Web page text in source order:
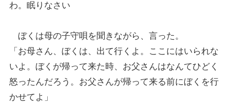
わ。眠りなさい
ぼくは母の子守唄を聞きながら、言った。
「お母さん、ぼくは、出て行くよ。ここにはいられな
いよ。ぼくが帰って来た時、お父さんはなんてひどく
怒ったんだろう。お父さんが帰って来る前にぼくを行
かせてよ」